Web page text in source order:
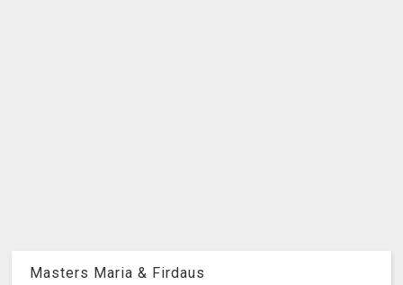
Masters Maria & Firdaus